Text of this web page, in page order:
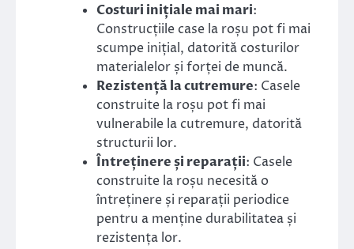
Costuri inițiale mai mari:
Construcțiile case la roșu pot fi mai
scumpe inițial, datorită costurilor
materialelor și forței de muncă.
Rezistență la cutremure: Casele
construite la roșu pot fi mai
vulnerabile la cutremure, datorită
structurii lor.
Întreținere și reparații: Casele
construite la roșu necesită o
întreținere și reparații periodice
pentru a menține durabilitatea și
rezistența lor.